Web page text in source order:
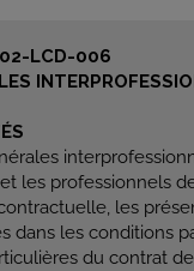
02-LCD-006
les professionnels
les
dans les conditions
du contrat